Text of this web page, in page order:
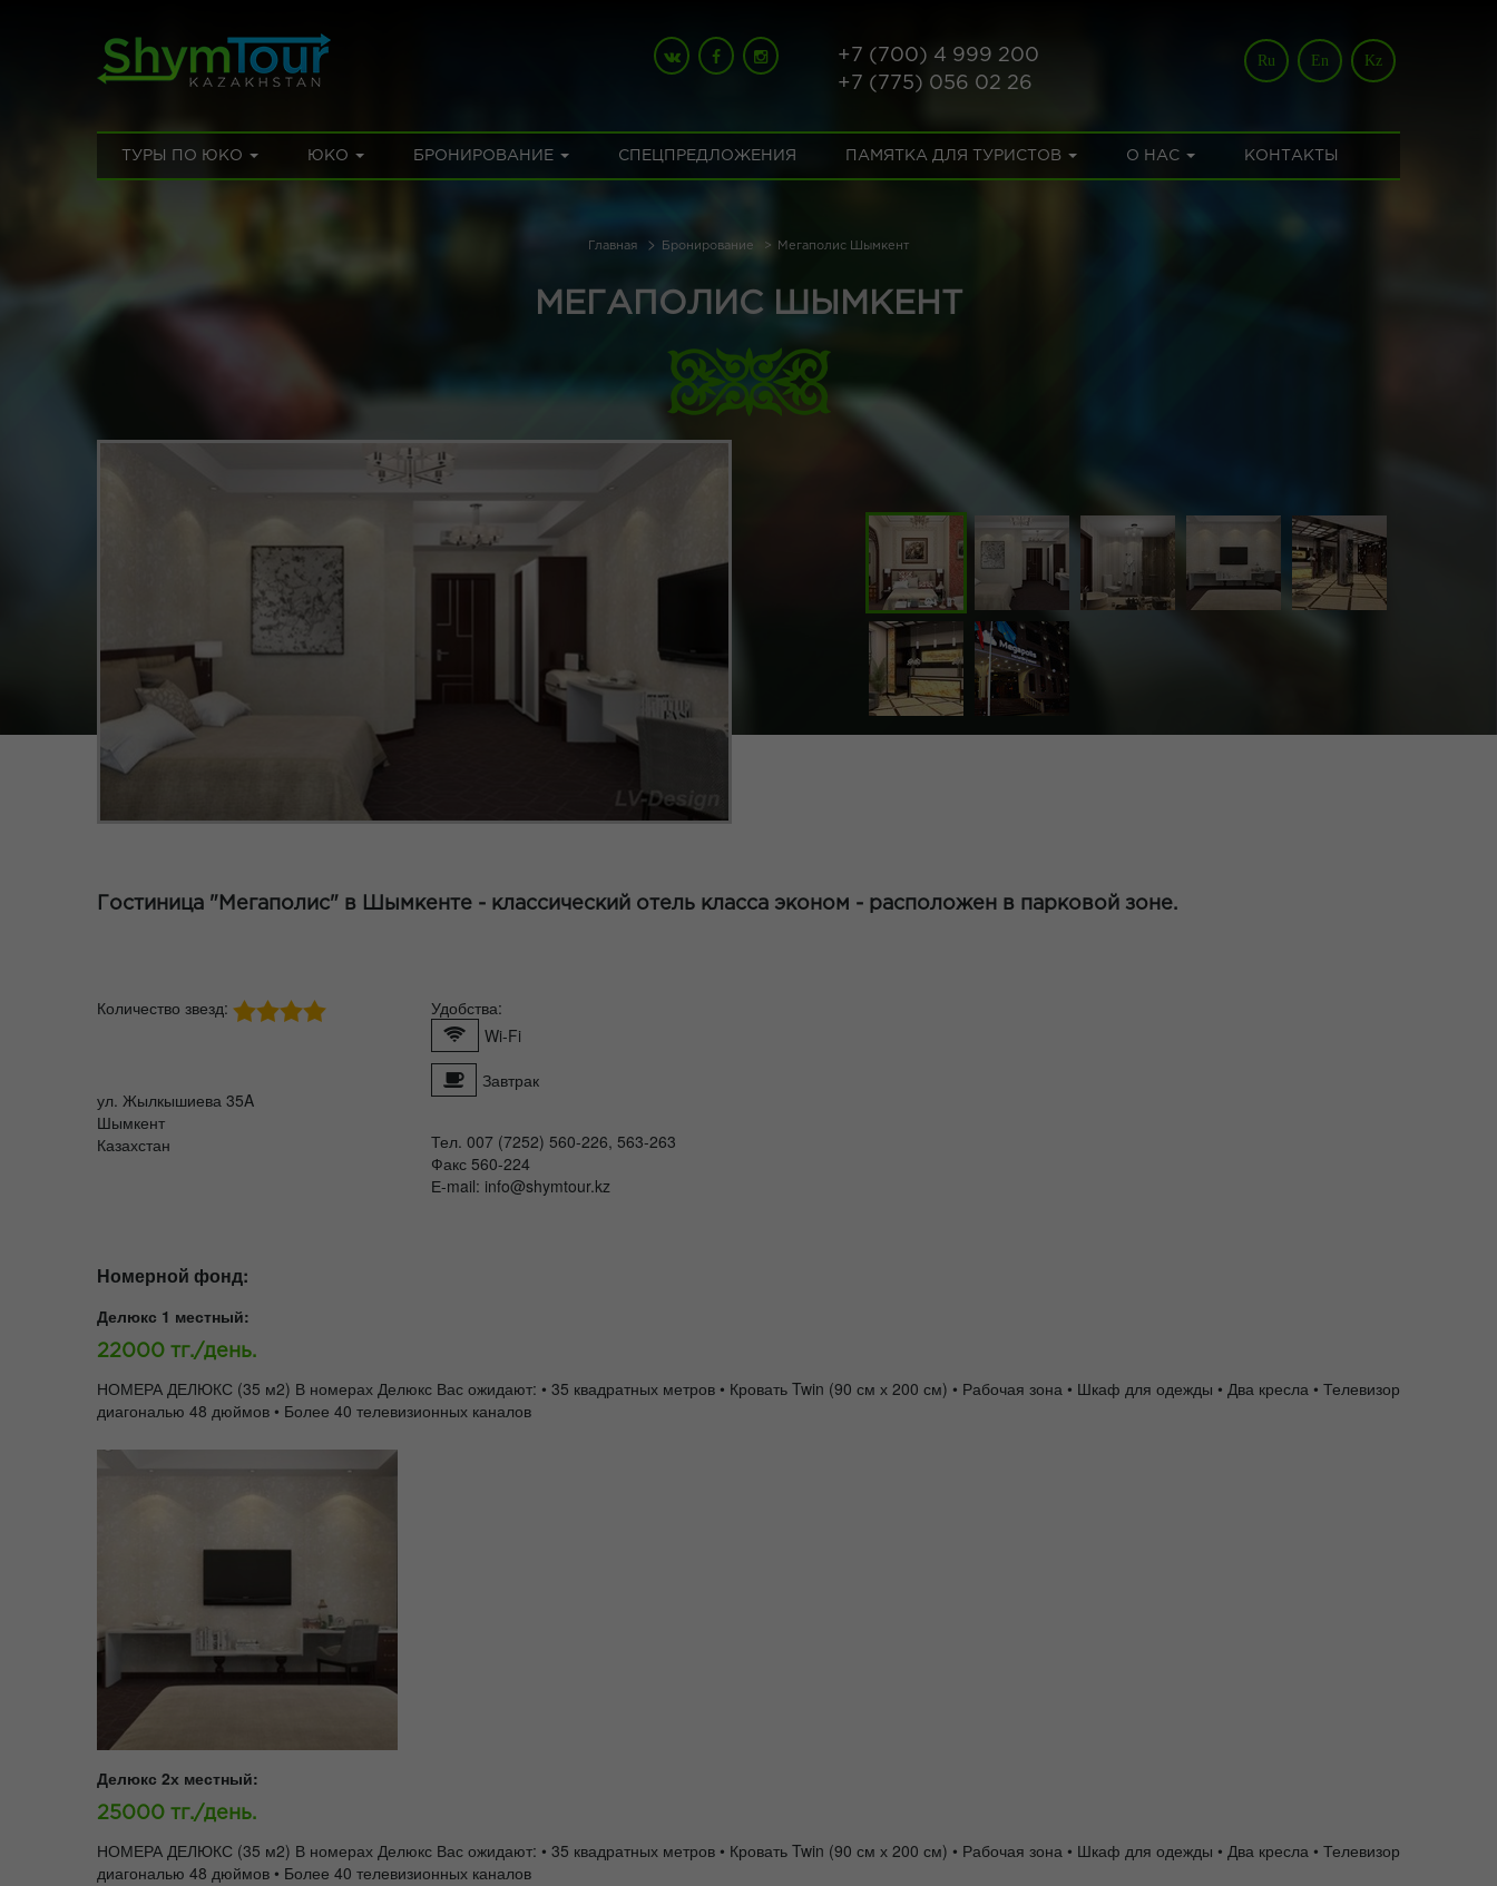
+7 (700) 4 999 200
+7 (775) 056 02 26
Ru En Kz
ТУРЫ ПО ЮКО ЮКО БРОНИРОВАНИЕ СПЕЦПРЕДЛОЖЕНИЯ ПАМЯТКА ДЛЯ ТУРИСТОВ О НАС КОНТАКТЫ
Главная Бронирование Мегаполис Шымкент
МЕГАПОЛИС ШЫМКЕНТ
Гостиница "Мегаполис" в Шымкенте - классический отель класса эконом - расположен в парковой зоне.
Количество звезд:
ул. Жылкышиева 35A
Шымкент
Казахстан
Удобства:
Wi-Fi
Завтрак
Тел. 007 (7252) 560-226, 563-263
Факс 560-224
Е-mail: info@shymtour.kz
Номерной фонд:
Делюкс 1 местный:
22000 тг./день.
НОМЕРА ДЕЛЮКС (35 м2) В номерах Делюкс Вас ожидают: • 35 квадратных метров • Кровать Twin (90 см х 200 см) • Рабочая зона • Шкаф для одежды • Два кресла • Телевизор
диагональю 48 дюймов • Более 40 телевизионных каналов
Делюкс 2х местный:
25000 тг./день.
НОМЕРА ДЕЛЮКС (35 м2) В номерах Делюкс Вас ожидают: • 35 квадратных метров • Кровать Twin (90 см х 200 см) • Рабочая зона • Шкаф для одежды • Два кресла • Телевизор
диагональю 48 дюймов • Более 40 телевизионных каналов